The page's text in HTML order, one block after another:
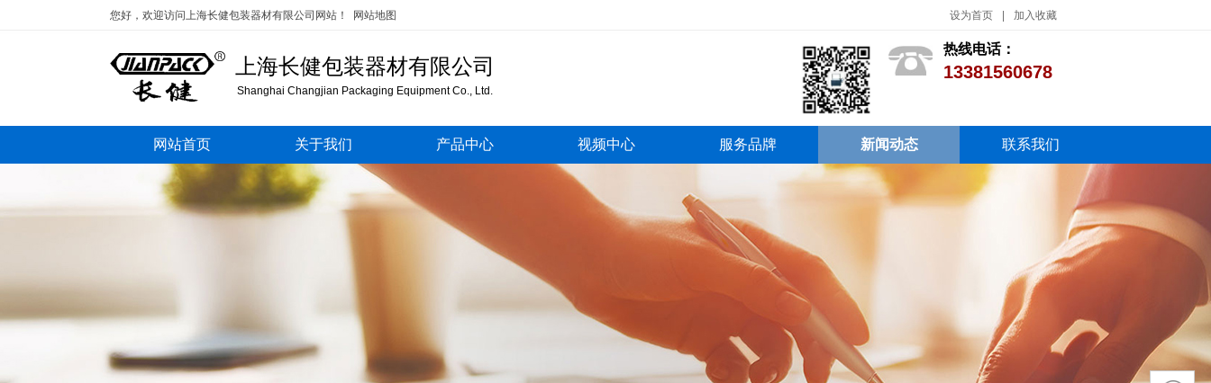
上海长健包装器材有限公司
Shanghai Changjian Packaging Equipment Co., Ltd.
热线电话：
13381560678
设为首页 加入收藏
您好，欢迎访问上海长健包装器材有限公司网站！ 网站地图
网站首页 关于我们 产品中心 视频中心 服务品牌 新闻动态 联系我们